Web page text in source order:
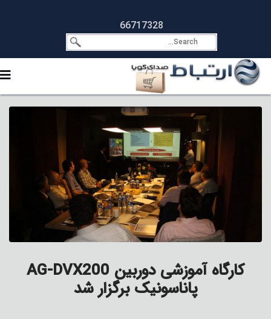
66717328
کارگاه آموزشی دوربین AG-DVX200
پاناسونیک برگزار شد